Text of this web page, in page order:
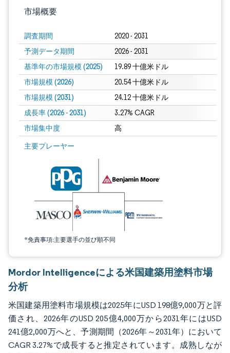
市場概要
調査期間 2020 - 2031
予測データ期間 2026 - 2031
基準年の市場規模 (2025) 19.89 十億米ドル
市場規模 (2026) 20.54 十億米ドル
市場規模 (2031) 24.12 十億米ドル
成長率 (2026 - 2031) 3.27% CAGR
市場集中度 高
主要プレーヤー
*免責事項:主要選手の並び順不同
画像 © Mordor Intelligence。再利用にはCC BY 4.0の表示が必要です。
Mordor Intelligenceによる米国建築用塗料市場
分析
米国建築用塗料市場規模は2025年にUSD 198億9,000万と評
価され、2026年のUSD 205億4,000万から2031年にはUSD
241億2,000万へと、予測期間（2026年～2031年）において
CAGR 3.27%で成長すると推定されています。成熟しなが